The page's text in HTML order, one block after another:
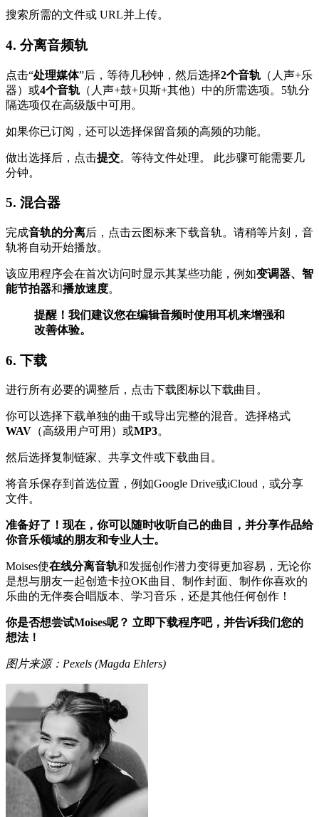
搜索所需的文件或 URL并上传。
4. 分离音频轨
点击“处理媒体”后，等待几秒钟，然后选择2个音轨（人声+乐
器）或4个音轨（人声+鼓+贝斯+其他）中的所需选项。5轨分
隔选项仅在高级版中可用。
如果你已订阅，还可以选择保留音频的高频的功能。
做出选择后，点击提交。等待文件处理。 此步骤可能需要几
分钟。
5. 混合器
完成音轨的分离后，点击云图标来下载音轨。请稍等片刻，音
轨将自动开始播放。
该应用程序会在首次访问时显示其某些功能，例如变调器、智
能节拍器和播放速度。
提醒！我们建议您在编辑音频时使用耳机来增强和
改善体验。
6. 下载
进行所有必要的调整后，点击下载图标以下载曲目。
你可以选择下载单独的曲干或导出完整的混音。选择格式
WAV （高级用户可用）或MP3。
然后选择复制链家、共享文件或下载曲目。
将音乐保存到首选位置，例如Google Drive或iCloud，或分享
文件。
准备好了！现在，你可以随时收听自己的曲目，并分享作品给
你音乐领域的朋友和专业人士。
Moises使在线分离音轨和发掘创作潜力变得更加容易，无论你
是想与朋友一起创造卡拉OK曲目、制作封面、制作你喜欢的
乐曲的无伴奏合唱版本、学习音乐，还是其他任何创作！
你是否想尝试Moises呢？ 立即下载程序吧，并告诉我们您的
想法！
图片来源：Pexels (Magda Ehlers)